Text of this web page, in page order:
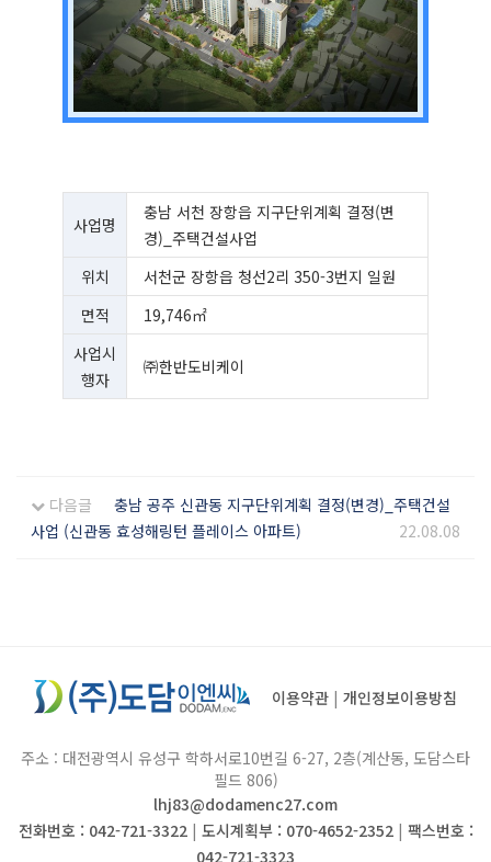
사업명
충남 서천 장항읍 지구단위계획 결정(변
경)_주택건설사업
위치
서천군 장항읍 청선2리 350-3번지 일원
면적
19,746㎡
사업시
행자
㈜한반도비케이
다음글
충남 공주 신관동 지구단위계획 결정(변경)_주택건설
사업 (신관동 효성해링턴 플레이스 아파트)
22.08.08
이용약관 | 개인정보이용방침
주소 : 대전광역시 유성구 학하서로10번길 6-27, 2층(계산동, 도담스타
필드 806)
lhj83@dodamenc27.com
전화번호 : 042-721-3322| 도시계획부 : 070-4652-2352| 팩스번호 :
042-721-3323